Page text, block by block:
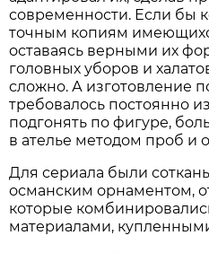
современности. Если бы
точным копиям
оставаясь верными их
головных уборов и
сложно. А изготовление
требовалось постоянно
подгонять по фигуре,
в ателье методом проб и
Для сериала были
османским орнаментом,
которые
материалами,